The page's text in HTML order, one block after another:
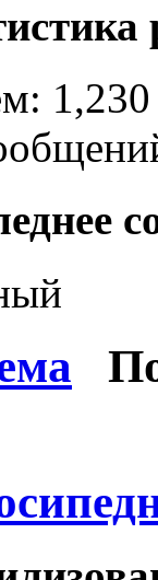
1,230